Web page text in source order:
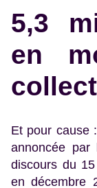
5,3
en
Et pour cause
annoncée par
discours du
en décembre